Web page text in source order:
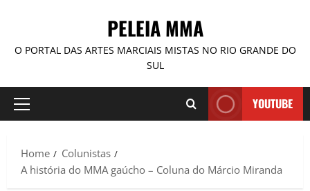
PELEIA MMA
O PORTAL DAS ARTES MARCIAIS MISTAS NO RIO GRANDE DO
SUL
YOUTUBE
Home
Colunistas
A história do MMA gaúcho – Coluna do Márcio Miranda